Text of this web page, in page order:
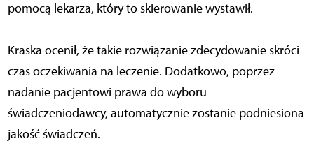
pomocą lekarza, który to skierowanie wystawił.
Kraska ocenił, że takie rozwiązanie zdecydowanie skróci
czas oczekiwania na leczenie. Dodatkowo, poprzez
nadanie pacjentowi prawa do wyboru
świadczeniodawcy, automatycznie zostanie podniesiona
jakość świadczeń.